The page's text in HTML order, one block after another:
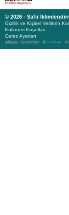
© 2026 - Safir
Gizlilik ve Kişisel Verilerin
Kullanım Koşulları
Çerez Ayarları